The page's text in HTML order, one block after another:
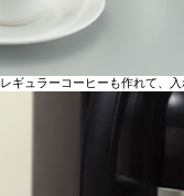
レギュラーコーヒーも作れ